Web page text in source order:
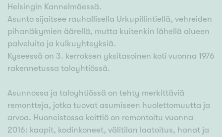
Helsingin Kannelmäessä.
Asunto sijaitsee rauhallisella Urkupillintiellä, vehreiden
pihanäkymien äärellä, mutta kuitenkin lähellä alueen
palveluita ja kulkuyhteyksiä.
Kyseessä on 3. kerroksen yksitasoinen koti vuonna 1976
rakennetussa taloyhtiössä.
Asunnossa ja taloyhtiössä on tehty merkittäviä
remontteja, jotka tuovat asumiseen huolettomuutta ja
arvoa. Huoneistossa keittiö on remontoitu vuonna
2016: kaapit, kodinkoneet, välitilan laatoitus, hanat ja